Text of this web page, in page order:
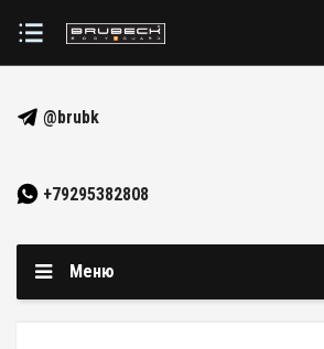
@brubk
+79295382808
Меню